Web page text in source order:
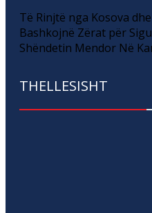
Të Rinjtë nga Kosova
Bashkojnë Zërat për
Shëndetin Mendor Në
THELLESISHT